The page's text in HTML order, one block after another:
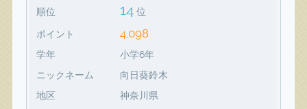
順位 14 位
ポイント 4,098
学年
小学6年
ニックネーム
向日葵鈴木
地区
神奈川県